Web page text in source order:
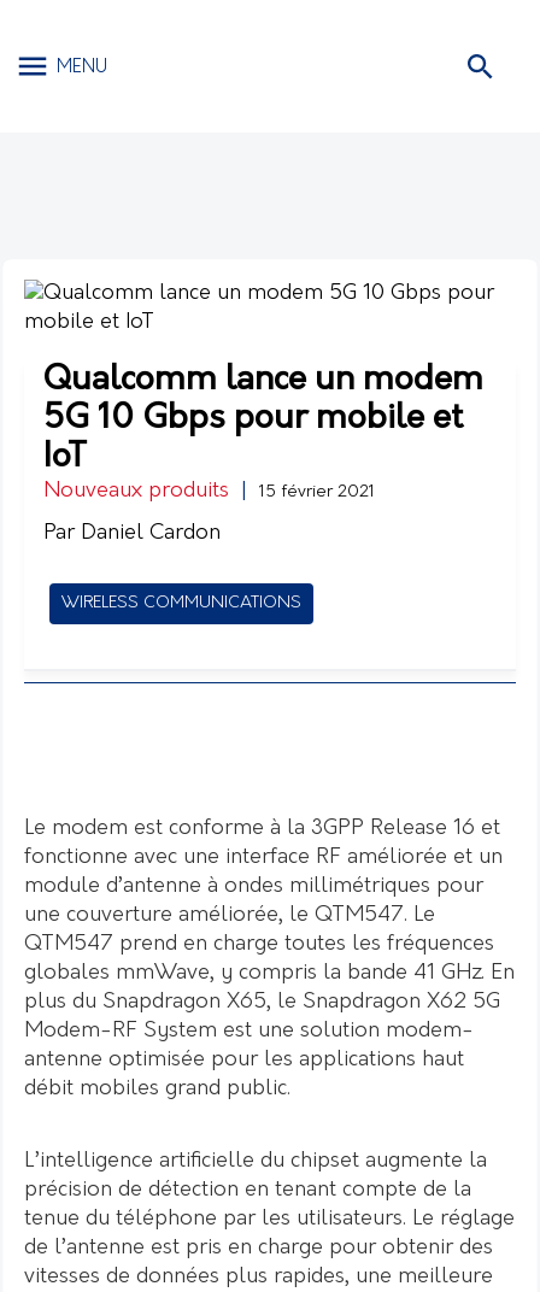
MENU
Qualcomm lance un modem
5G 10 Gbps pour mobile et
IoT
Nouveaux produits 15 février 2021
Par Daniel Cardon
WIRELESS COMMUNICATIONS
Le modem est conforme à la 3GPP Release 16 et
fonctionne avec une interface RF améliorée et un
module d’antenne à ondes millimétriques pour
une couverture améliorée, le QTM547. Le
QTM547 prend en charge toutes les fréquences
globales mmWave, y compris la bande 41 GHz. En
plus du Snapdragon X65, le Snapdragon X62 5G
Modem-RF System est une solution modem-
antenne optimisée pour les applications haut
débit mobiles grand public.
L’intelligence artificielle du chipset augmente la
précision de détection en tenant compte de la
tenue du téléphone par les utilisateurs. Le réglage
de l’antenne est pris en charge pour obtenir des
vitesses de données plus rapides, une meilleure